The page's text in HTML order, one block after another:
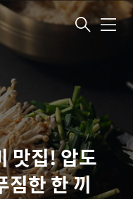
메
맛집! 압도
짐한 한 끼